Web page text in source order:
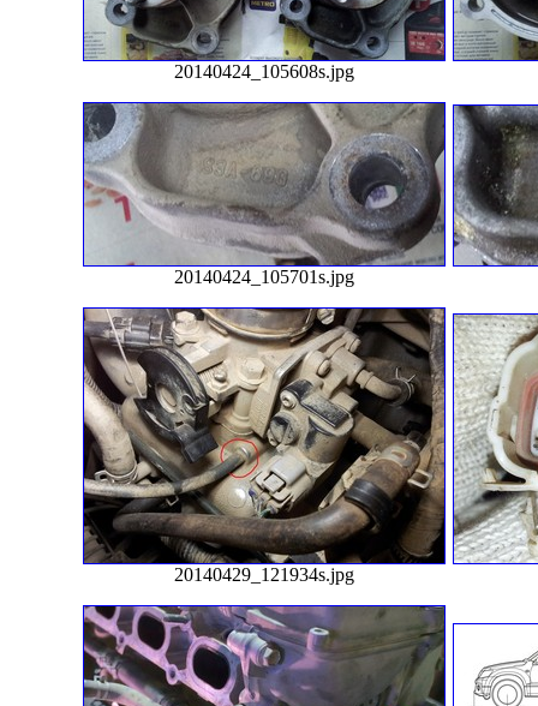
20140424_105608s.jpg
20140424_105701s.jpg
20140429_121934s.jpg